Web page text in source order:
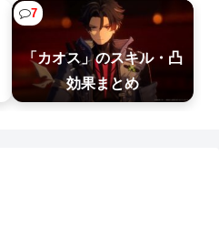
年 1年ぶり新作読み切りが
大量に半額
真紅のPV流れてイロヒがこ
7
「カオス」のスキル・凸
効果まとめ